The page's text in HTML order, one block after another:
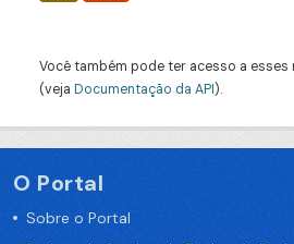
Você também pode ter acesso a
(veja Documentação da API).
O Portal
Sobre o Portal